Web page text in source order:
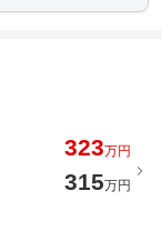
323万円
315万円